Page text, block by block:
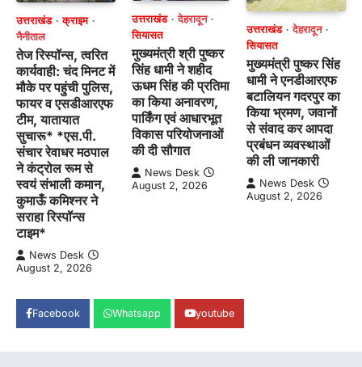
उत्तराखंड
क्राइम
नैनीताल
तेज रिस्पॉन्स, त्वरित
कार्यवाही: चंद मिनट में
मौके पर पहुंची पुलिस,
फायर व एसडीआरएफ
टीम, यातायात
सुचारू* *एस.पी.
संचार रेवाधर मठपाल
ने कंट्रोल रूम से
स्वयं संभाली कमान,
कुमाऊँ कमिश्नर ने
सराहा रिस्पॉन्स
टाइम*
News Desk
August 2, 2026
उत्तराखंड
देहरादून
सियासत
मुख्यमंत्री श्री पुष्कर
सिंह धामी ने शहीद
ऊधम सिंह की प्रतिमा
का किया अनावरण,
पार्किंग एवं आधारभूत
विकास परियोजनाओं
की दी सौगात
News Desk
August 2, 2026
उत्तराखंड
देहरादून
सियासत
मुख्यमंत्री पुष्कर सिंह
धामी ने एनडीआरएफ
बटालियन गदरपुर का
किया भ्रमण, जवानों
से संवाद कर आपदा
प्रबंधन व्यवस्थाओं
की ली जानकारी
News Desk
August 2, 2026
Facebook Whatsapp youtube